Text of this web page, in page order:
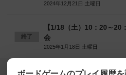
2024年12月21日 土曜日
終了
【1/18（土）10：20～
会
2025年1月18日 土曜日